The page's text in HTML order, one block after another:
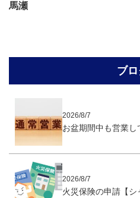
馬瀬
ブ
2026/8/7
お盆期間中も営業し
2026/8/7
火災保険の申請【シ